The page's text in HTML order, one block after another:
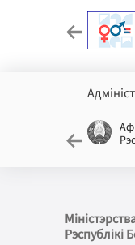
Рэспублікі